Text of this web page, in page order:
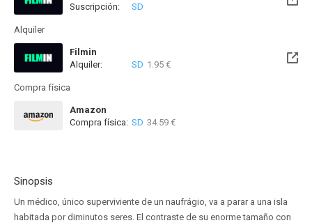
Disponible hasta el Vie, 14 Ago 2026 (Quedan 9 días)
Suscripción: SD
Alquiler
Filmin
Disponible hasta el Vie, 14 Ago 2026 (Quedan 9 días)
Alquiler: SD 1.95 €
Compra física
Amazon
Compra física: SD 34.59 €
Sinopsis
Un médico, único superviviente de un naufrágio, va a parar a una isla
habitada por diminutos seres. El contraste de su enorme tamaño con